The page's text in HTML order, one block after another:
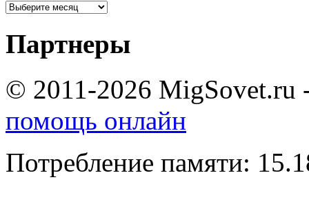
Партнеры
© 2011-2026 MigSovet.ru
помощь онлайн
Потребление памяти: